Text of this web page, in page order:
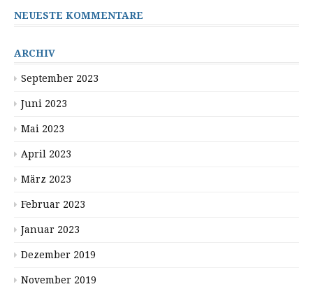
NEUESTE KOMMENTARE
ARCHIV
September 2023
Juni 2023
Mai 2023
April 2023
März 2023
Februar 2023
Januar 2023
Dezember 2019
November 2019